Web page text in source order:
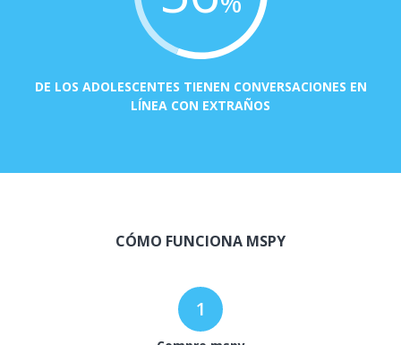
DE LOS ADOLESCENTES TIENEN CONVERSACIONES EN
LÍNEA CON EXTRAÑOS
CÓMO FUNCIONA MSPY